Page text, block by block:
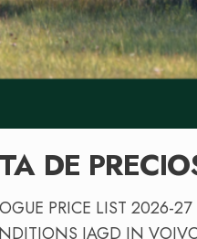
DE
PRICE LIST 2026-
JAGD IN